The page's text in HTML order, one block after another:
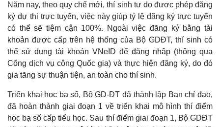
Năm nay, theo quy chế mới, thí sinh tự do được phép đăng
ký dự thi trực tuyến, việc này giúp tỷ lệ đăng ký trực tuyển
có thể sẽ tiệm cận 100%. Ngoài việc đăng ký bằng tài
khoản được cấp trên hệ thống của Bộ GDĐT, thí sinh có
thể sử dụng tài khoản VNeID để đăng nhập (thông qua
Cổng dịch vụ công Quốc gia) và thực hiện đăng ký, do đó
gia tăng sự thuận tiện, an toàn cho thí sinh.
Triển khai học bạ số, Bộ GD-ĐT đã thành lập Ban chỉ đạo,
đã hoàn thành giai đoạn 1 về triển khai mô hình thí điểm
học bạ số cấp tiểu học. Sau thí điểm giai đoạn 1, Bộ GDĐT